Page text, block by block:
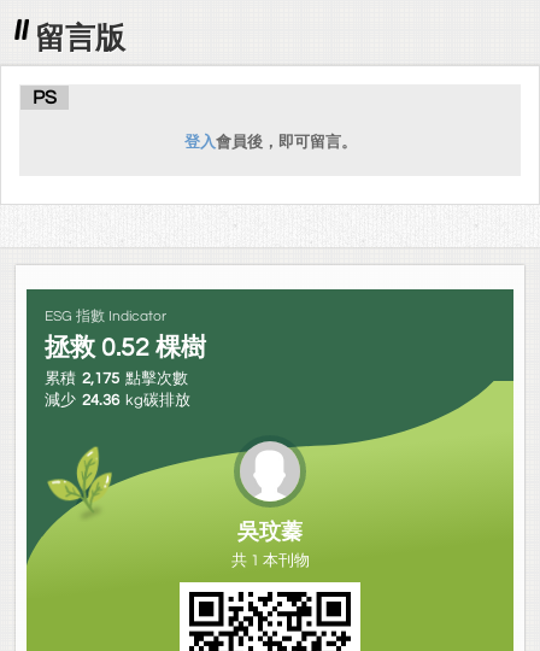
留言版
PS
登入會員後，即可留言。
ESG 指數 Indicator
拯救 0.52 棵樹
累積 2,175 點擊次數
減少 24.36 kg碳排放
吳玟蓁
共 1 本刊物